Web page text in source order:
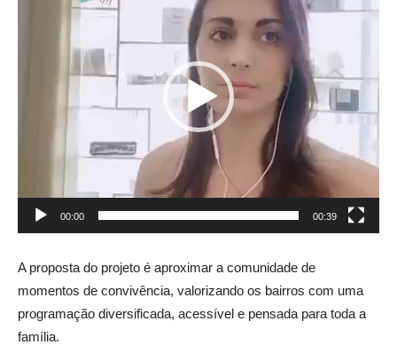
00:00 00:39
A proposta do projeto é aproximar a comunidade de
momentos de convivência, valorizando os bairros com uma
programação diversificada, acessível e pensada para toda a
família.